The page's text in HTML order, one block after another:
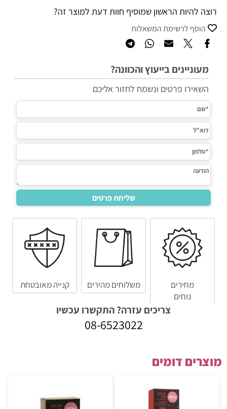
רוצה להיות הראשון שמוסיף חוות דעת למוצר זה?
הוסף לרשימת המשאלות
מעוניינים בייעוץ והכוונה?
השאירו פרטים ונשמח לחזור אליכם
מחירים
נוחים
משלוחים מהירים קנייה מאובטחת
צריכים עזרה? התקשרו עכשיו
08-6523022
מוצרים דומים